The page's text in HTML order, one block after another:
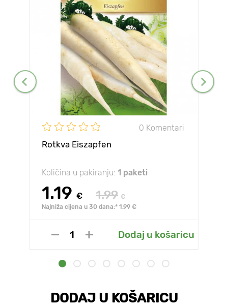
0 Komentari
Rotkva Eiszapfen
Količina u pakiranju: 1 paketi
1.19 € 1.99 €
Najniža cijena u 30 dana:* 1.99 €
Dodaj u košaricu
DODAJ U KOŠARICU